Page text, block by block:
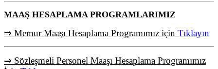
MAAŞ HESAPLAMA PROGRAMLARIMIZ
⇒ Memur Maaşı Hesaplama Programımız için Tıklayın
⇒ Sözleşmeli Personel Maaşı Hesaplama Programımız